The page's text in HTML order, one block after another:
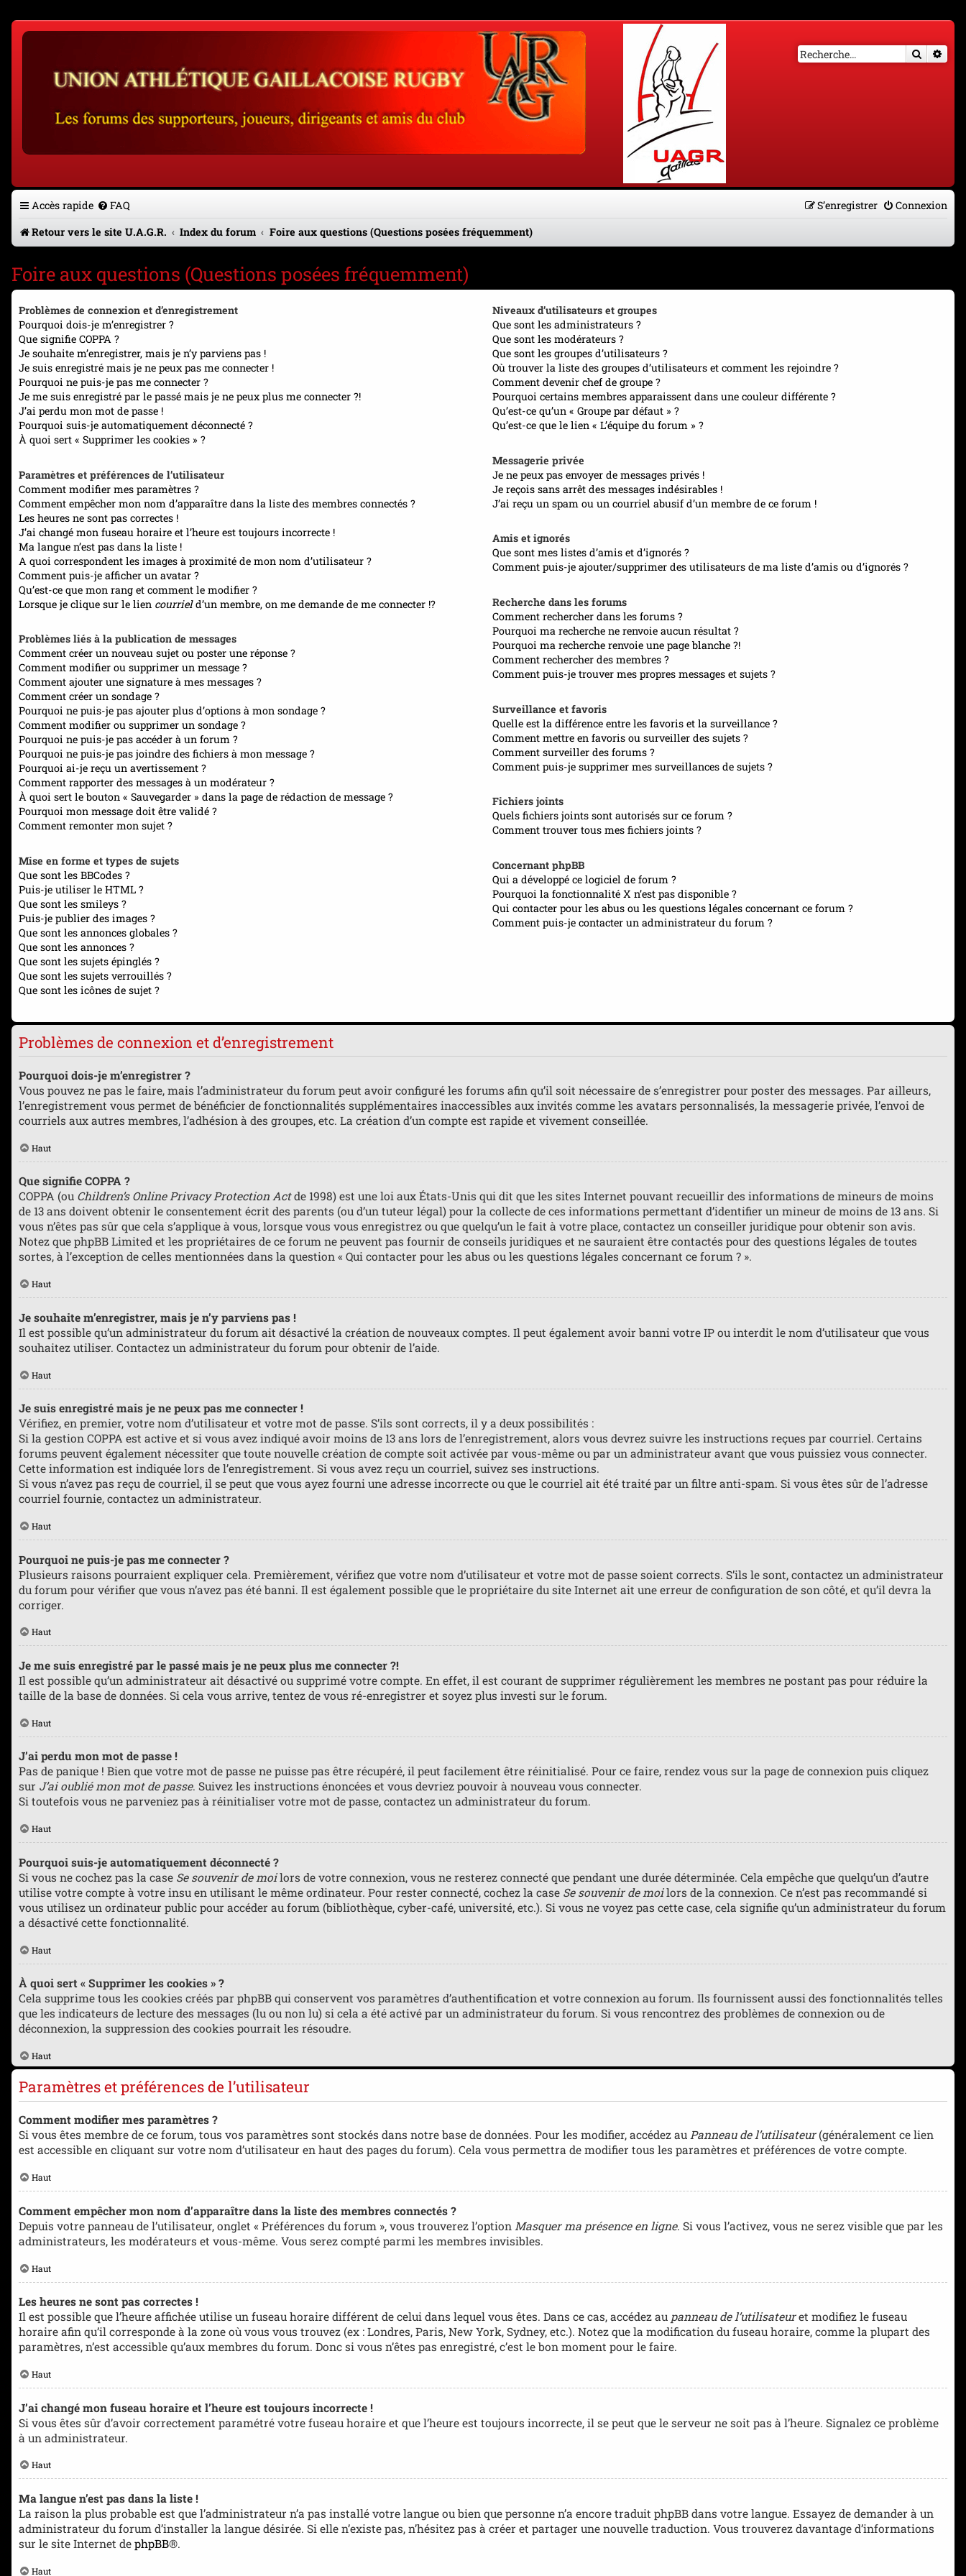
Accès rapide FAQ Connexion
S’enregistrer
Retour vers le site U.A.G.R.
Index du forum Foire aux questions (Questions posées fréquemment)
Foire aux questions (Questions posées fréquemment)
Problèmes de connexion et d’enregistrement
Pourquoi dois-je m’enregistrer ?
Que signifie COPPA ?
Je souhaite m’enregistrer, mais je n’y parviens pas !
Je suis enregistré mais je ne peux pas me connecter !
Pourquoi ne puis-je pas me connecter ?
Je me suis enregistré par le passé mais je ne peux plus me connecter ?!
J’ai perdu mon mot de passe !
Pourquoi suis-je automatiquement déconnecté ?
À quoi sert « Supprimer les cookies » ?
Paramètres et préférences de l’utilisateur
Comment modifier mes paramètres ?
Comment empêcher mon nom d’apparaître dans la liste des membres connectés ?
Les heures ne sont pas correctes !
J’ai changé mon fuseau horaire et l’heure est toujours incorrecte !
Ma langue n’est pas dans la liste !
A quoi correspondent les images à proximité de mon nom d’utilisateur ?
Comment puis-je afficher un avatar ?
Qu’est-ce que mon rang et comment le modifier ?
Lorsque je clique sur le lien courrield’un membre, on me demande de me connecter !?
Problèmes liés à la publication de messages
Comment créer un nouveau sujet ou poster une réponse ?
Comment modifier ou supprimer un message ?
Comment ajouter une signature à mes messages ?
Comment créer un sondage ?
Pourquoi ne puis-je pas ajouter plus d’options à mon sondage ?
Comment modifier ou supprimer un sondage ?
Pourquoi ne puis-je pas accéder à un forum ?
Pourquoi ne puis-je pas joindre des fichiers à mon message ?
Pourquoi ai-je reçu un avertissement ?
Comment rapporter des messages à un modérateur ?
À quoi sert le bouton « Sauvegarder » dans la page de rédaction de message ?
Pourquoi mon message doit être validé ?
Comment remonter mon sujet ?
Mise en forme et types de sujets
Que sont les BBCodes ?
Puis-je utiliser le HTML ?
Que sont les smileys ?
Puis-je publier des images ?
Que sont les annonces globales ?
Que sont les annonces ?
Que sont les sujets épinglés ?
Que sont les sujets verrouillés ?
Que sont les icônes de sujet ?
Niveaux d’utilisateurs et groupes
Que sont les administrateurs ?
Que sont les modérateurs ?
Que sont les groupes d’utilisateurs ?
Où trouver la liste des groupes d’utilisateurs et comment les rejoindre ?
Comment devenir chef de groupe ?
Pourquoi certains membres apparaissent dans une couleur différente ?
Qu’est-ce qu’un « Groupe par défaut » ?
Qu’est-ce que le lien « L’équipe du forum » ?
Messagerie privée
Je ne peux pas envoyer de messages privés !
Je reçois sans arrêt des messages indésirables !
J’ai reçu un spam ou un courriel abusif d’un membre de ce forum !
Amis et ignorés
Que sont mes listes d’amis et d’ignorés ?
Comment puis-je ajouter/supprimer des utilisateurs de ma liste d’amis ou d’ignorés ?
Recherche dans les forums
Comment rechercher dans les forums ?
Pourquoi ma recherche ne renvoie aucun résultat ?
Pourquoi ma recherche renvoie une page blanche ?!
Comment rechercher des membres ?
Comment puis-je trouver mes propres messages et sujets ?
Surveillance et favoris
Quelle est la différence entre les favoris et la surveillance ?
Comment mettre en favoris ou surveiller des sujets ?
Comment surveiller des forums ?
Comment puis-je supprimer mes surveillances de sujets ?
Fichiers joints
Quels fichiers joints sont autorisés sur ce forum ?
Comment trouver tous mes fichiers joints ?
Concernant phpBB
Qui a développé ce logiciel de forum ?
Pourquoi la fonctionnalité X n’est pas disponible ?
Qui contacter pour les abus ou les questions légales concernant ce forum ?
Comment puis-je contacter un administrateur du forum ?
Problèmes de connexion et d’enregistrement
Pourquoi dois-je m’enregistrer ?
Vous pouvez ne pas le faire, mais l’administrateur du forum peut avoir configuré les forums afin qu’il soit nécessaire de s’enregistrer pour poster des messages. Par ailleurs,
l’enregistrement vous permet de bénéficier de fonctionnalités supplémentaires inaccessibles aux invités comme les avatars personnalisés, la messagerie privée, l’envoi de
courriels aux autres membres, l’adhésion à des groupes, etc. La création d’un compte est rapide et vivement conseillée.
Haut
Que signifie COPPA ?
COPPA (ou Children’s Online Privacy Protection Actde 1998) est une loi aux États-Unis qui dit que les sites Internet pouvant recueillir des informations de mineurs de moins
de 13 ans doivent obtenir le consentement écrit des parents (ou d’un tuteur légal) pour la collecte de ces informations permettant d’identifier un mineur de moins de 13 ans. Si
vous n’êtes pas sûr que cela s’applique à vous, lorsque vous vous enregistrez ou que quelqu’un le fait à votre place, contactez un conseiller juridique pour obtenir son avis.
Notez que phpBB Limited et les propriétaires de ce forum ne peuvent pas fournir de conseils juridiques et ne sauraient être contactés pour des questions légales de toutes
sortes, à l’exception de celles mentionnées dans la question « Qui contacter pour les abus ou les questions légales concernant ce forum ? ».
Haut
Je souhaite m’enregistrer, mais je n’y parviens pas !
Il est possible qu’un administrateur du forum ait désactivé la création de nouveaux comptes. Il peut également avoir banni votre IP ou interdit le nom d’utilisateur que vous
souhaitez utiliser. Contactez un administrateur du forum pour obtenir de l’aide.
Haut
Je suis enregistré mais je ne peux pas me connecter !
Vérifiez, en premier, votre nom d’utilisateur et votre mot de passe. S’ils sont corrects, il y a deux possibilités :
Si la gestion COPPA est active et si vous avez indiqué avoir moins de 13 ans lors de l’enregistrement, alors vous devrez suivre les instructions reçues par courriel. Certains
forums peuvent également nécessiter que toute nouvelle création de compte soit activée par vous-même ou par un administrateur avant que vous puissiez vous connecter.
Cette information est indiquée lors de l’enregistrement. Si vous avez reçu un courriel, suivez ses instructions.
Si vous n’avez pas reçu de courriel, il se peut que vous ayez fourni une adresse incorrecte ou que le courriel ait été traité par un filtre anti-spam. Si vous êtes sûr de l’adresse
courriel fournie, contactez un administrateur.
Haut
Pourquoi ne puis-je pas me connecter ?
Plusieurs raisons pourraient expliquer cela. Premièrement, vérifiez que votre nom d’utilisateur et votre mot de passe soient corrects. S’ils le sont, contactez un administrateur
du forum pour vérifier que vous n’avez pas été banni. Il est également possible que le propriétaire du site Internet ait une erreur de configuration de son côté, et qu’il devra la
corriger.
Haut
Je me suis enregistré par le passé mais je ne peux plus me connecter ?!
Il est possible qu’un administrateur ait désactivé ou supprimé votre compte. En effet, il est courant de supprimer régulièrement les membres ne postant pas pour réduire la
taille de la base de données. Si cela vous arrive, tentez de vous ré-enregistrer et soyez plus investi sur le forum.
Haut
J’ai perdu mon mot de passe !
Pas de panique ! Bien que votre mot de passe ne puisse pas être récupéré, il peut facilement être réinitialisé. Pour ce faire, rendez vous sur la page de connexion puis cliquez
sur J’ai oublié mon mot de passe. Suivez les instructions énoncées et vous devriez pouvoir à nouveau vous connecter.
Si toutefois vous ne parveniez pas à réinitialiser votre mot de passe, contactez un administrateur du forum.
Haut
Pourquoi suis-je automatiquement déconnecté ?
Si vous ne cochez pas la case Se souvenir de moilors de votre connexion, vous ne resterez connecté que pendant une durée déterminée. Cela empêche que quelqu’un d’autre
utilise votre compte à votre insu en utilisant le même ordinateur. Pour rester connecté, cochez la case Se souvenir de moilors de la connexion. Ce n’est pas recommandé si
vous utilisez un ordinateur public pour accéder au forum (bibliothèque, cyber-café, université, etc.). Si vous ne voyez pas cette case, cela signifie qu’un administrateur du forum
a désactivé cette fonctionnalité.
Haut
À quoi sert « Supprimer les cookies » ?
Cela supprime tous les cookies créés par phpBB qui conservent vos paramètres d’authentification et votre connexion au forum. Ils fournissent aussi des fonctionnalités telles
que les indicateurs de lecture des messages (lu ou non lu) si cela a été activé par un administrateur du forum. Si vous rencontrez des problèmes de connexion ou de
déconnexion, la suppression des cookies pourrait les résoudre.
Haut
Paramètres et préférences de l’utilisateur
Comment modifier mes paramètres ?
Si vous êtes membre de ce forum, tous vos paramètres sont stockés dans notre base de données. Pour les modifier, accédez au Panneau de l’utilisateur(généralement ce lien
est accessible en cliquant sur votre nom d’utilisateur en haut des pages du forum). Cela vous permettra de modifier tous les paramètres et préférences de votre compte.
Haut
Comment empêcher mon nom d’apparaître dans la liste des membres connectés ?
Depuis votre panneau de l’utilisateur, onglet « Préférences du forum », vous trouverez l’option Masquer ma présence en ligne. Si vous l’activez, vous ne serez visible que par les
administrateurs, les modérateurs et vous-même. Vous serez compté parmi les membres invisibles.
Haut
Les heures ne sont pas correctes !
Il est possible que l’heure affichée utilise un fuseau horaire différent de celui dans lequel vous êtes. Dans ce cas, accédez au panneau de l’utilisateuret modifiez le fuseau
horaire afin qu’il corresponde à la zone où vous vous trouvez (ex : Londres, Paris, New York, Sydney, etc.). Notez que la modification du fuseau horaire, comme la plupart des
paramètres, n’est accessible qu’aux membres du forum. Donc si vous n’êtes pas enregistré, c’est le bon moment pour le faire.
Haut
J’ai changé mon fuseau horaire et l’heure est toujours incorrecte !
Si vous êtes sûr d’avoir correctement paramétré votre fuseau horaire et que l’heure est toujours incorrecte, il se peut que le serveur ne soit pas à l’heure. Signalez ce problème
à un administrateur.
Haut
Ma langue n’est pas dans la liste !
La raison la plus probable est que l’administrateur n’a pas installé votre langue ou bien que personne n’a encore traduit phpBB dans votre langue. Essayez de demander à un
administrateur du forum d’installer la langue désirée. Si elle n’existe pas, n’hésitez pas à créer et partager une nouvelle traduction. Vous trouverez davantage d’informations
sur le site Internet de phpBB®.
Haut